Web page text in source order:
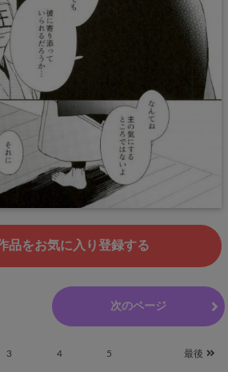
品をお気に入り登録する
次のページ
3 4 5 最後